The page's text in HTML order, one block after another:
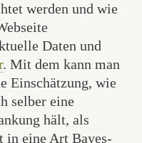
werden und wie
Daten und
. Mit dem kann man
Einschätzung, wie
selber eine
hält, als
eine Art Bayes-